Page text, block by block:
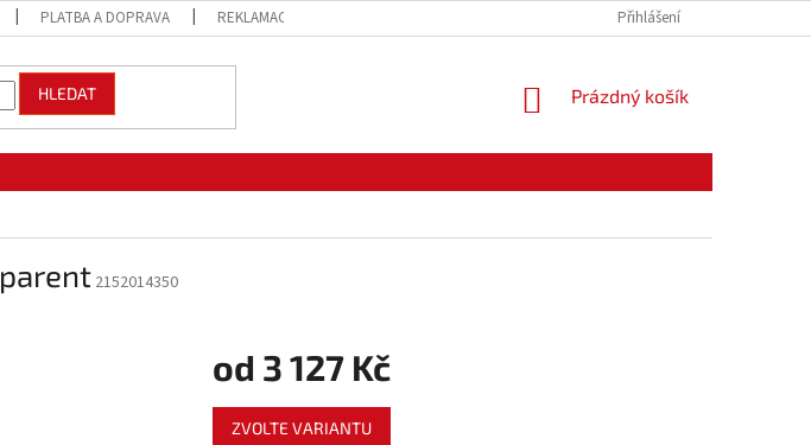
PLATBA A DOPRAVA REKLAMACE ZBOŽÍ PODMÍNKY OCHRANY
Přihlášení
HLEDAT
NÁKUPNÍ
Prázdný košík
2152014350
od 3 127 Kč
Měrná
cena:
ZVOLTE VARIANTU